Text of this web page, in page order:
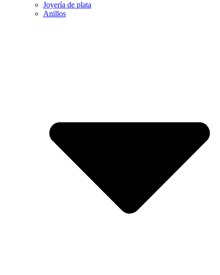
Joyería de plata
Anillos